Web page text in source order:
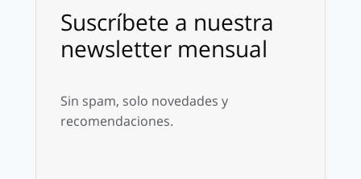
Suscríbete a nuestra
newsletter mensual
Sin spam, solo novedades y
recomendaciones.